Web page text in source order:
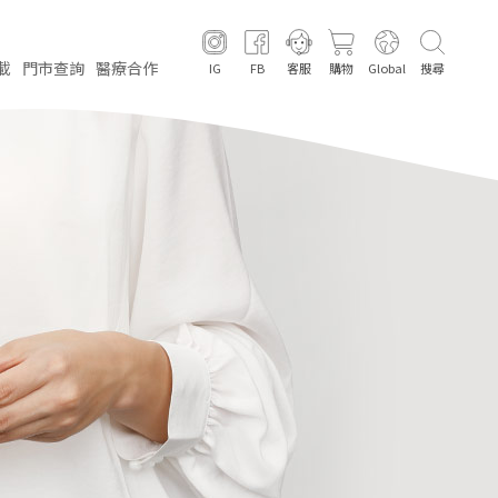
門市查詢 醫療合作 IG FB 客服 購物 Global 搜尋